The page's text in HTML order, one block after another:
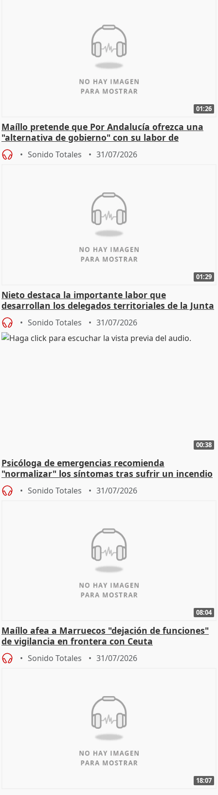
01:26
Maíllo pretende que Por Andalucía ofrezca una
"alternativa de gobierno" con su labor de
oposición
Sonido Totales 31/07/2026
01:29
Nieto destaca la importante labor que
desarrollan los delegados territoriales de la Junta
Sonido Totales 31/07/2026
00:38
Psicóloga de emergencias recomienda
"normalizar" los síntomas tras sufrir un incendio
Sonido Totales 31/07/2026
08:04
Maíllo afea a Marruecos "dejación de funciones"
de vigilancia en frontera con Ceuta
Sonido Totales 31/07/2026
18:07